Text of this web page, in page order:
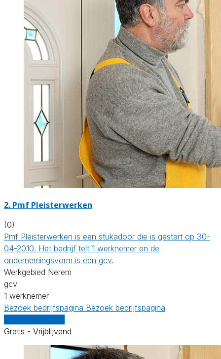
2. Pmf Pleisterwerken
(0)
Pmf Pleisterwerken is een stukadoor die is gestart op 30-
04-2010. Het bedrijf telt 1 werknemer en de
ondernemingsvorm is een gcv.
Werkgebied Nerem
gcv
1 werknemer
Bezoek bedrijfspagina Bezoek bedrijfspagina
Gratis - Vrijblijvend